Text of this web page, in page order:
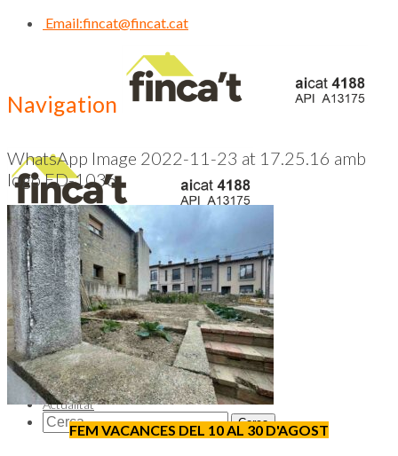
Email:fincat@fincat.cat
Navigation
CALL US NOW
93 830 14 35
Inici
Qui Som
Contacte
Actualitat
WhatsApp Image 2022-11-23 at 17.25.16 amb
logo ED-1036
FEM VACANCES DEL 10 AL 30 D'AGOST